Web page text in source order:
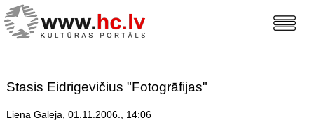
Stasis Eidrigevičius "Fotogrāfijas"
Liena Galēja, 01.11.2006., 14:06